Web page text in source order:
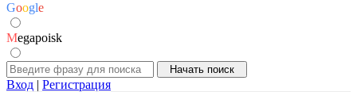
Google
Megapoisk
Вход | Регистрация